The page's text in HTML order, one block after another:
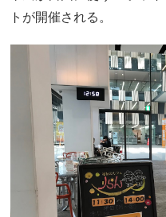
トが開催される。